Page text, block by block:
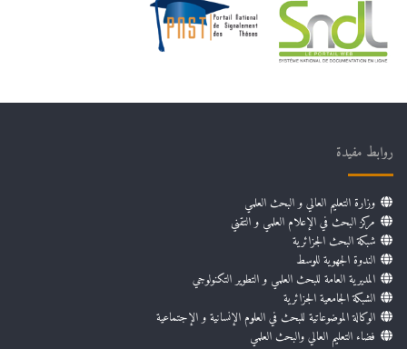
روابط مفيدة
وزارة التعليم العالي و البحث العلمي
مركز البحث في الإعلام العلمي و التقني
شبكة البحث الجزائرية
الندوة الجهوية للوسط
المديرية العامة للبحث العلمي و التطوير التكنولوجي
الشبكة الجامعية الجزائرية
الوكالة الموضوعاتية للبحث في العلوم الإنسانية و الإجتماعية
فضاء التعليم العالي والبحث العلمي